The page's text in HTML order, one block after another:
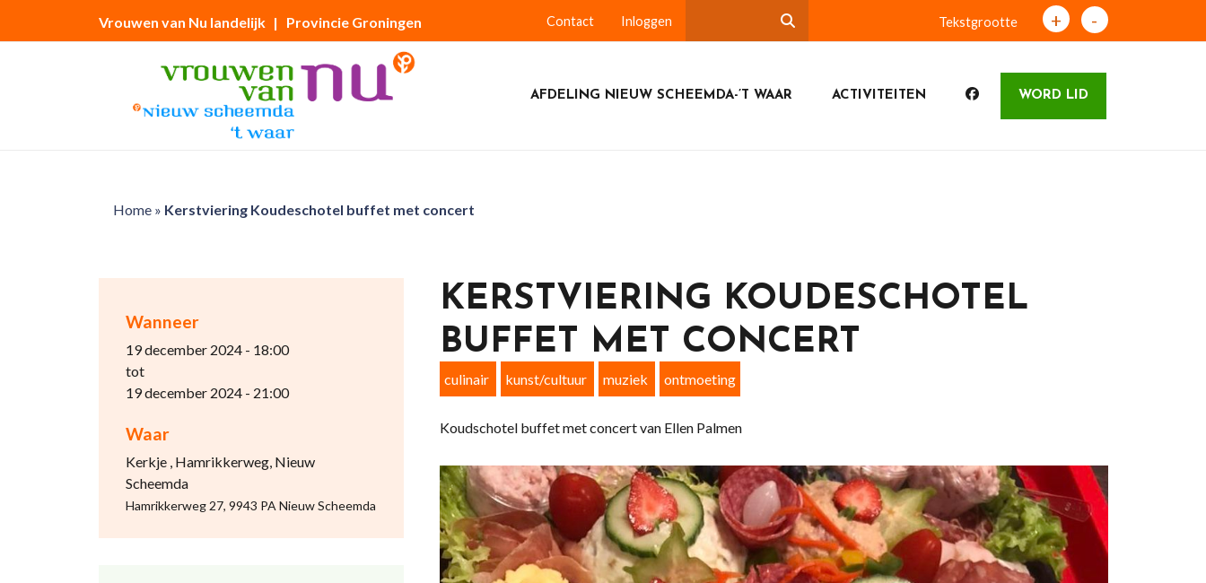
Vrouwen van Nu landelijk | Provincie Groningen Contact Inloggen Tekstgrootte + -
AFDELING NIEUW SCHEEMDA-’T WAAR ACTIVITEITEN WORD LID
Home» Kerstviering Koudeschotel buffet met concert
Wanneer
19 december 2024 - 18:00
tot
19 december 2024 - 21:00
Waar
Kerkje , Hamrikkerweg, Nieuw
Scheemda
Hamrikkerweg 27, 9943 PA Nieuw Scheemda
KERSTVIERING KOUDESCHOTEL
BUFFET MET CONCERT
culinair kunst/cultuur muziek ontmoeting
Koudschotel buffet met concert van Ellen Palmen